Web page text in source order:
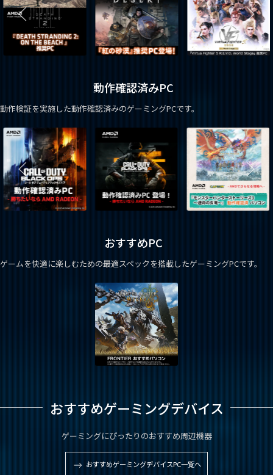
動作確認済みPC
動作検証を実施した動作確認済みのゲーミングPCです。
おすすめPC
ゲームを快適に楽しむための最適スペックを搭載したゲーミングPCです。
おすすめゲーミングデバイス
ゲーミングにぴったりのおすすめ周辺機器
おすすめゲーミングデバイスPC一覧へ